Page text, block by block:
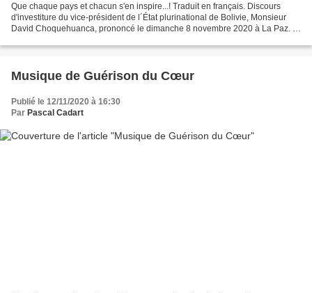
Que chaque pays et chacun s'en inspire...! Traduit en français. Discours
d'investiture du vice-président de l´État plurinational de Bolivie, Monsieur
David Choquehuanca, prononcé le dimanche 8 novembre 2020 à La Paz. À
Musique de Guérison du Cœur
Publié le 12/11/2020 à 16:30
Par Pascal Cadart